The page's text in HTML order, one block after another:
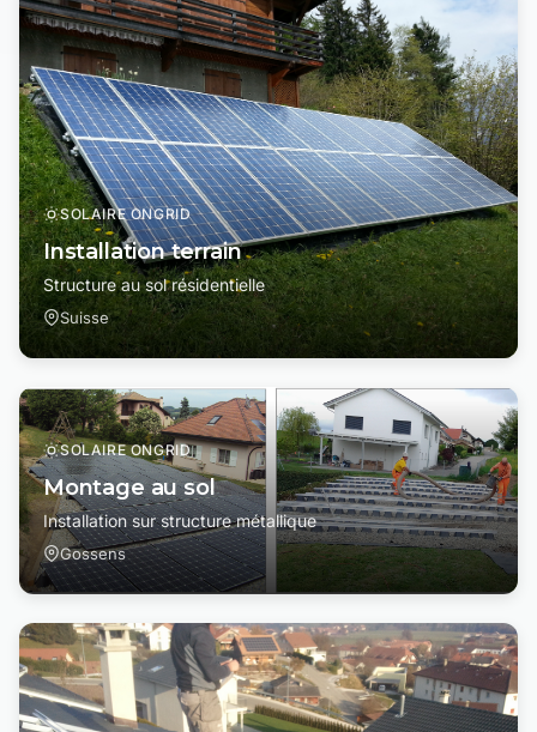
SOLAIRE ONGRID
Installation terrain
Structure au sol résidentielle
Suisse
SOLAIRE ONGRID
Montage au sol
Installation sur structure métallique
Gossens